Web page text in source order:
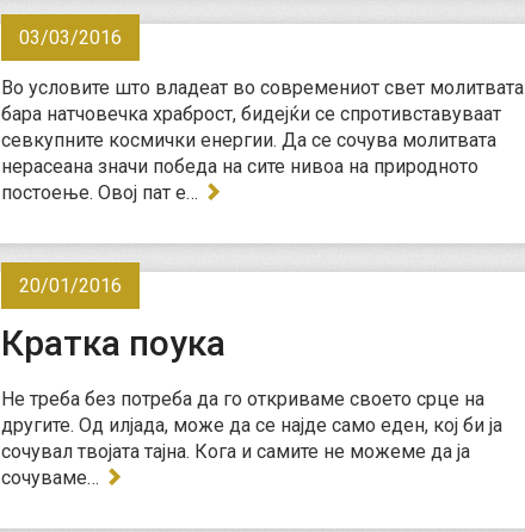
03/03/2016
Во условите што владеат во современиот свет молитвата
бара натчовечка храброст, бидејќи се спротивставуваат
севкупните космички енергии. Да се сочува молитвата
нерасеана значи победа на сите нивоа на природното
постоење. Овој пат е…
20/01/2016
Кратка поука
Не треба без потреба да го откриваме своето срце на
другите. Од илјада, може да се најде само еден, кој би ја
сочувал твојата тајна. Кога и самите не можеме да ја
сочуваме…